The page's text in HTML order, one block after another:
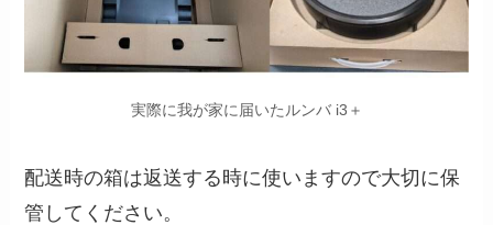
実際に我が家に届いたルンバ i3＋
配送時の箱は返送する時に使いますので大切に保
管してください。